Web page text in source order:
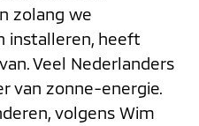
zolang we
installeren, heeft
Veel Nederlanders
van zonne-energie.
volgens Wim